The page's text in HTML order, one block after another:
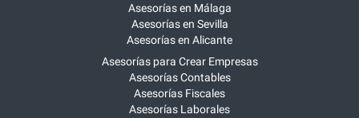
Asesorías en Málaga
Asesorías en Sevilla
Asesorías en Alicante
Asesorías para Crear Empresas
Asesorías Contables
Asesorías Fiscales
Asesorías Laborales